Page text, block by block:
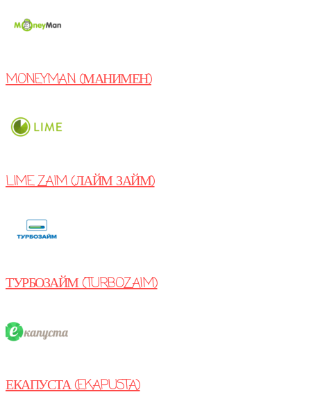
MONEYMAN (МАНИМЕН)
LIME ZAIM (ЛАЙМ ЗАЙМ)
ТУРБОЗАЙМ (TURBOZAIM)
ЕКАПУСТА (EKAPUSTA)